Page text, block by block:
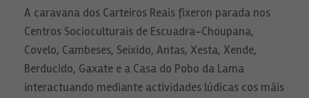
A caravana dos Carteiros Reais fixeron parada nos
Centros Socioculturais de Escuadra-Choupana,
Covelo, Cambeses, Seixido, Antas, Xesta, Xende,
Berducido, Gaxate e a Casa do Pobo da Lama
interactuando mediante actividades lúdicas cos máis